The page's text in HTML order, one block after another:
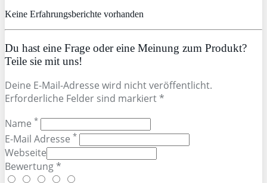
Keine Erfahrungsberichte vorhanden
Du hast eine Frage oder eine Meinung zum Produkt?
Teile sie mit uns!
Deine E-Mail-Adresse wird nicht veröffentlicht.
Erforderliche Felder sind markiert *
Name *
E-Mail Adresse *
Webseite
Bewertung *